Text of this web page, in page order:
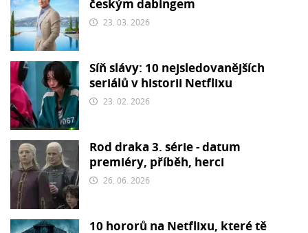
českým dabingem
23. 03. 2026
Síň slávy: 10 nejsledovanějších
seriálů v historii Netflixu
23. 02. 2026
Rod draka 3. série - datum
premiéry, příběh, herci
26. 06. 2026
10 hororů na Netflixu, které tě